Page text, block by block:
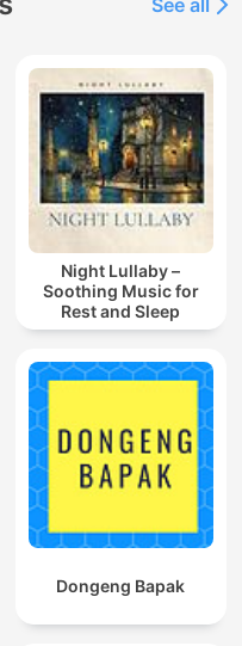
HostingSee all
Night Lullaby –
Soothing Music for
Rest and Sleep
Dongeng Bapak